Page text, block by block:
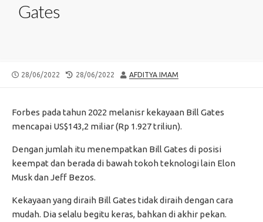
Gates
PUBLISHED
28/06/2022
LAST
28/06/2022 AUTHOR
AFDITYA IMAM
Forbes pada tahun 2022 melanisr kekayaan Bill Gates
mencapai US$143,2 miliar (Rp 1.927 triliun).
Dengan jumlah itu menempatkan Bill Gates di posisi
keempat dan berada di bawah tokoh teknologi lain Elon
Musk dan Jeff Bezos.
Kekayaan yang diraih Bill Gates tidak diraih dengan cara
mudah. Dia selalu begitu keras, bahkan di akhir pekan.